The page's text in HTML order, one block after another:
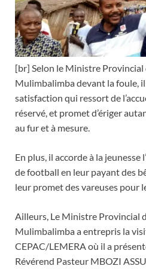
[br] Selon le Ministre Provincial
Mulimbalimba devant la foule,
satisfaction qui ressort de
réservé, et promet d’ériger
au fur et à mesure.
En plus, il accorde à la jeunesse
de football en leur payant des
leur promet des vareuses pour
Ailleurs, Le Ministre Provincial
Mulimbalimba a entrepris la
CEPAC/LEMERA où il a
Révérend Pasteur MBOZI